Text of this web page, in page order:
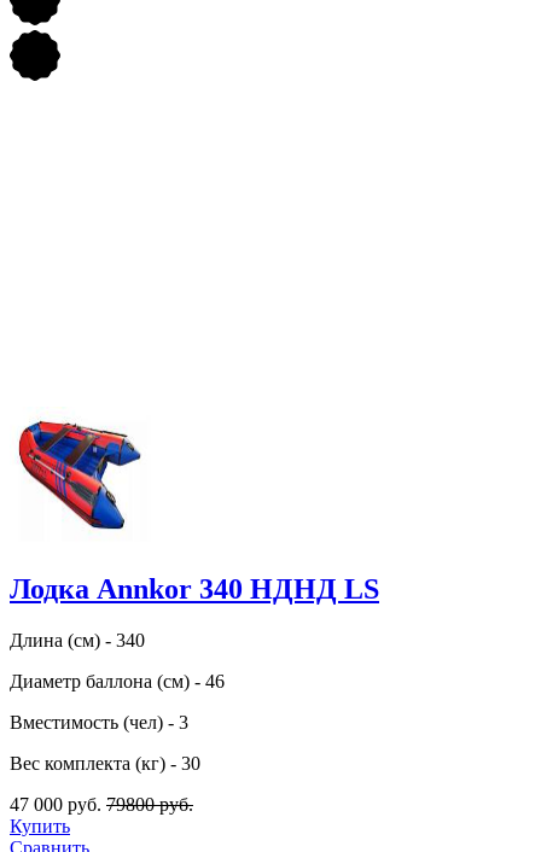
Лодка Annkor 340 НДНД LS
Длина (см) - 340
Диаметр баллона (см) - 46
Вместимость (чел) - 3
Вес комплекта (кг) - 30
47 000 руб. 79800 руб.
Купить
Сравнить